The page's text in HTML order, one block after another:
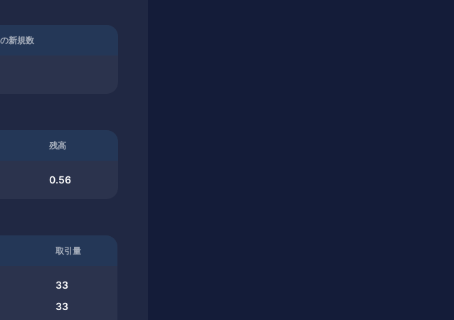
新規数
残高
0.56
取引量
33
33